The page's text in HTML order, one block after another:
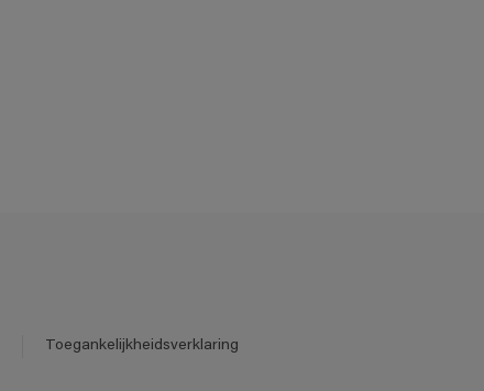
Toegankelijkheidsverklaring